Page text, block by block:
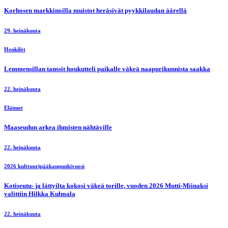
Korhosen markkinoilla muistot heräsivät pyykkilaudan äärellä
29. heinäkuuta
Henkilöt
Lemmensillan tanssit houkutteli paikalle väkeä naapurikunnista saakka
22. heinäkuuta
Eläimet
Maaseudun arkea ihmisten nähtäville
22. heinäkuuta
2026 kulttuuripääkaupunkivuosi
Kotiseutu- ja lättyilta kokosi väkeä torille, vuoden 2026 Mutti-Miinaksi
valittiin Hilkka Kulmala
22. heinäkuuta